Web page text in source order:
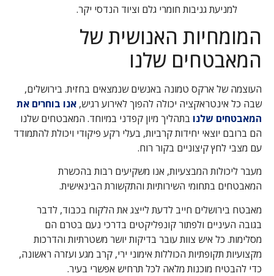
למניעת גניבות חומרי גלם וציוד הנדסי יקר.
המומחיות האנושית של
המאבטחים שלנו
העוצמה של ארקס טמונה באנשים שנמצאים בחזית. בירושלים,
שבה כל אינטראקציה יכולה להפוך לאירוע רגיש, אנו בוחרים את
המאבטחים שלנו בתהליך מיון קפדני במיוחד. המאבטחים שלנו
הם ברובם יוצאי יחידות קרביות, בעלי רקע פיקודי ויכולת להתמודד
עם מצבי לחץ קיצוניים בקור רוח.
מעבר ליכולות המבצעיות, אנו משקיעים רבות בהכשרת
המאבטחים בתחומי השירותיות והתקשורת הבינאישית.
מאבטח בירושלים חייב לדעת לייצג את הלקוח בכבוד, לדבר
בגובה העיניים ולפתור קונפליקטים בדרכי נעם בטרם הם
מסלימות. כל איש צוות עובר בדיקות יושר משטרתיות והדרכות
מקצועיות תקופתיות הכוללות אימוני ירי, קרב מגע ועזרה ראשונה,
כדי להבטיח מוכנות מלאה לכל תרחיש אפשרי בעיר.